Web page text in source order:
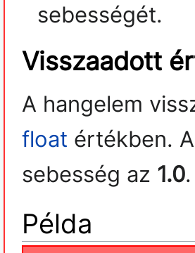
sebességét.
Visszaadott
A hangelem
float értékben.
sebesség az 1.0.
Példa